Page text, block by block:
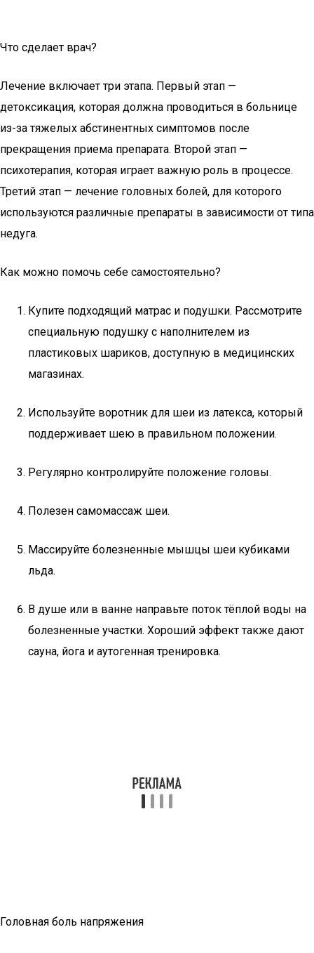
Что сделает врач?
Лечение включает три этапа. Первый этап —
детоксикация, которая должна проводиться в больнице
из-за тяжелых абстинентных симптомов после
прекращения приема препарата. Второй этап —
психотерапия, которая играет важную роль в процессе.
Третий этап — лечение головных болей, для которого
используются различные препараты в зависимости от типа
недуга.
Как можно помочь себе самостоятельно?
Купите подходящий матрас и подушки. Рассмотрите
специальную подушку с наполнителем из
пластиковых шариков, доступную в медицинских
магазинах.
Используйте воротник для шеи из латекса, который
поддерживает шею в правильном положении.
Регулярно контролируйте положение головы.
Полезен самомассаж шеи.
Массируйте болезненные мышцы шеи кубиками
льда.
В душе или в ванне направьте поток тёплой воды на
болезненные участки. Хороший эффект также дают
сауна, йога и аутогенная тренировка.
Головная боль напряжения